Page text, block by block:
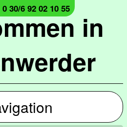
in
30/6 92 02 10 55